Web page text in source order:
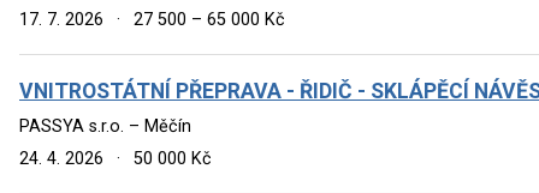
17. 7. 2026
· 27 500 – 65 000 Kč
VNITROSTÁTNÍ PŘEPRAVA - ŘIDIČ - SKLÁPĚCÍ
PASSYA s.r.o. – Měčín
24. 4. 2026
· 50 000 Kč